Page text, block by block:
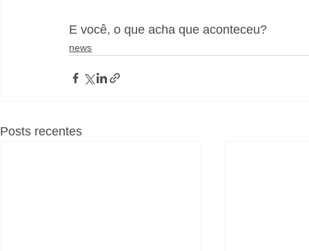
E você, o que acha que aconteceu?
news
Posts recentes